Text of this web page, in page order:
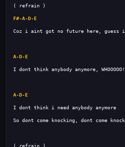
F#-A-D-E
A-D-E
A-D-E